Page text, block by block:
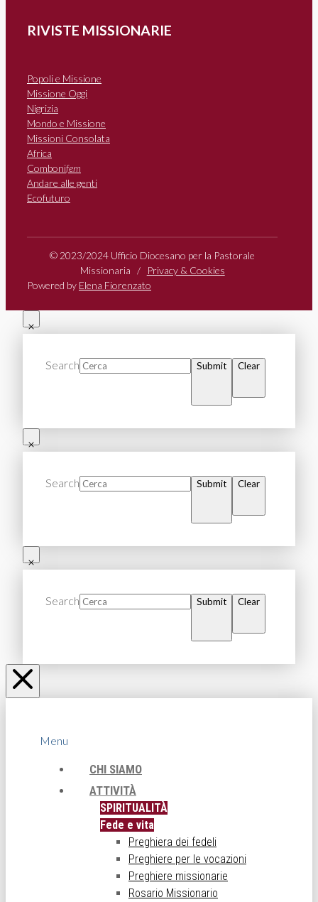
RIVISTE MISSIONARIE
Popoli e Missione
Missione Oggi
Nigrizia
Mondo e Missione
Missioni Consolata
Africa
Combonifem
Andare alle genti
Ecofuturo
© 2023/2024 Ufficio Diocesano per la Pastorale
Missionaria /
Privacy & Cookies
Powered by Elena Fiorenzato
Search Submit Clear
Search Submit Clear
Search Submit Clear
Menu
CHI SIAMO
ATTIVITÀ
SPIRITUALITÀ
Fede e vita
Preghiera dei fedeli
Preghiere per le vocazioni
Preghiere missionarie
Rosario Missionario